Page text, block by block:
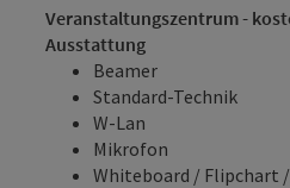
Veranstaltungszentrum -
Ausstattung
Beamer
Standard-Technik
W-Lan
Mikrofon
Whiteboard / Flipchart